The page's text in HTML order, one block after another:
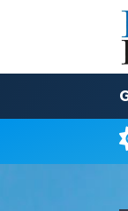
Hava
Süper Lig